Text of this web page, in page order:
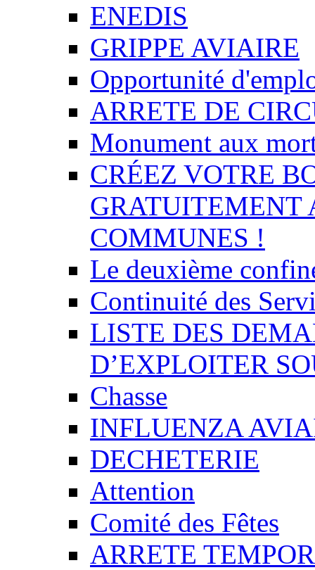
ENEDIS
GRIPPE AVIAIRE
Opportunité
ARRETE DE
Monument aux
CRÉEZ VOTRE
GRATUITEMENT
COMMUNES !
Le deuxième
Continuité des
LISTE DES
D’EXPLOITER
Chasse
INFLUENZA
DECHETERIE
Attention
Comité des Fêtes
ARRETE